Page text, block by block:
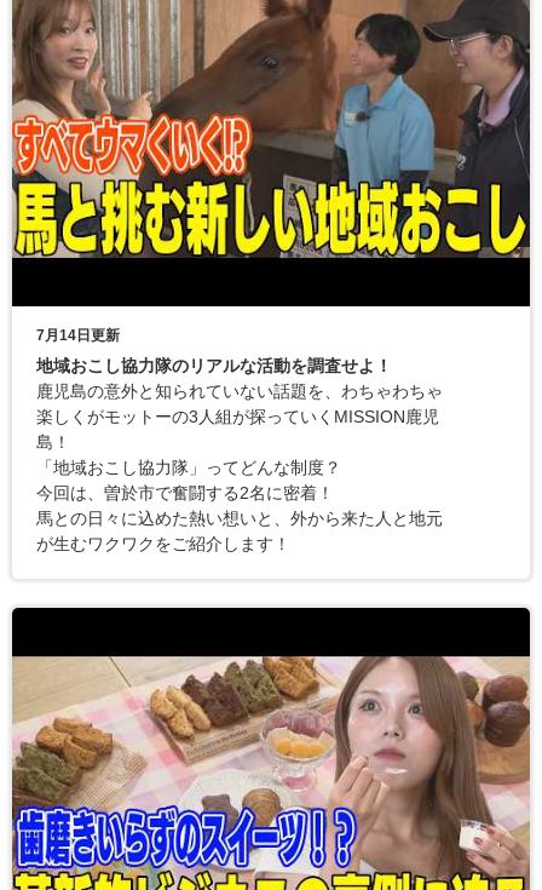
7月14日更新
地域おこし協力隊のリアルな活動を調査せよ！
鹿児島の意外と知られていない話題を、わちゃわちゃ
楽しくがモットーの3人組が探っていくMISSION鹿児
島！
「地域おこし協力隊」ってどんな制度？
今回は、曽於市で奮闘する2名に密着！
馬との日々に込めた熱い想いと、外から来た人と地元
が生むワクワクをご紹介します！